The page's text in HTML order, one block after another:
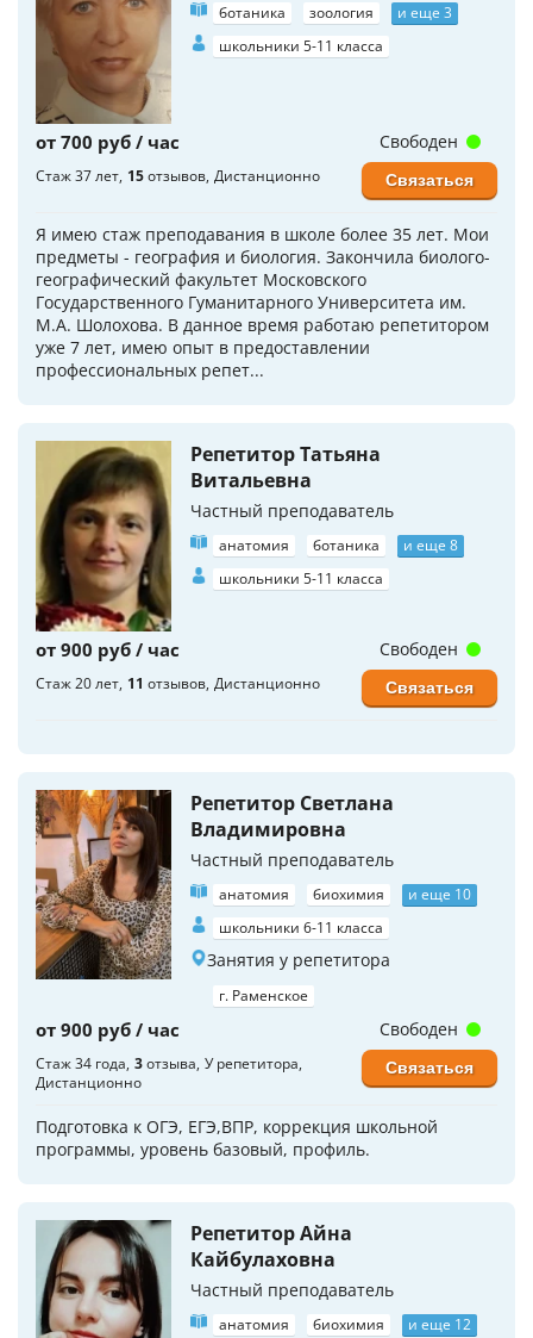
ботаника зоология
и еще 3
школьники 5-11 класса
от 700 руб / час
Стаж 37 лет 15отзывов Дистанционно
Я имею стаж преподавания в школе более 35 лет. Мои
предметы - география и биология. Закончила биолого-
географический факультет Московского
Государственного Гуманитарного Университета им.
М.А. Шолохова. В данное время работаю репетитором
уже 7 лет, имею опыт в предоставлении
профессиональных репет...
Свободен
Связаться
Репетитор Татьяна
Витальевна
Частный преподаватель
анатомия ботаника
и еще 8
школьники 5-11 класса
от 900 руб / час
Стаж 20 лет 11 отзывов Дистанционно
Свободен
Связаться
Репетитор Светлана
Владимировна
Частный преподаватель
анатомия биохимия
и еще 10
школьники 6-11 класса
Занятия у репетитора
г. Раменское
от 900 руб / час
Стаж 34 года 3отзыва У репетитора
Дистанционно
Подготовка к ОГЭ, ЕГЭ,ВПР, коррекция школьной
программы, уровень базовый, профиль.
Свободен
Связаться
Репетитор Айна
Кайбулаховна
Частный преподаватель
анатомия биохимия
и еще 12